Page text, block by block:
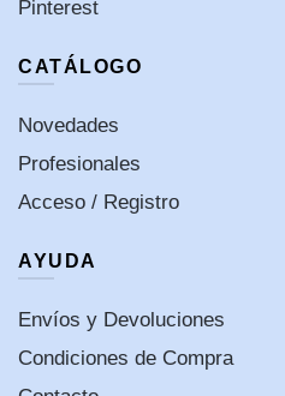
Pinterest
CATÁLOGO
Novedades
Profesionales
Acceso / Registro
AYUDA
Envíos y Devoluciones
Condiciones de Compra